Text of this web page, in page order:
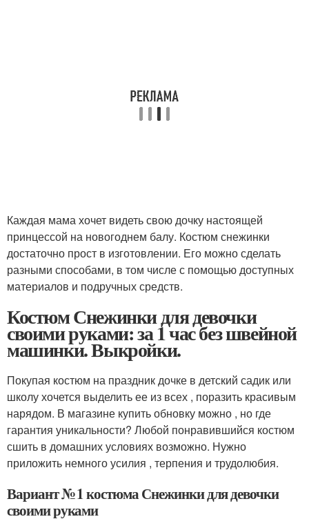
Каждая мама хочет видеть свою дочку настоящей
принцессой на новогоднем балу. Костюм снежинки
достаточно прост в изготовлении. Его можно сделать
разными способами, в том числе с помощью доступных
материалов и подручных средств.
Костюм Снежинки для девочки
своими руками: за 1 час без швейной
машинки. Выкройки.
Покупая костюм на праздник дочке в детский садик или
школу хочется выделить ее из всех , поразить красивым
нарядом. В магазине купить обновку можно , но где
гарантия уникальности? Любой понравившийся костюм
сшить в домашних условиях возможно. Нужно
приложить немного усилия , терпения и трудолюбия.
Вариант № 1 костюма Снежинки для девочки
своими руками